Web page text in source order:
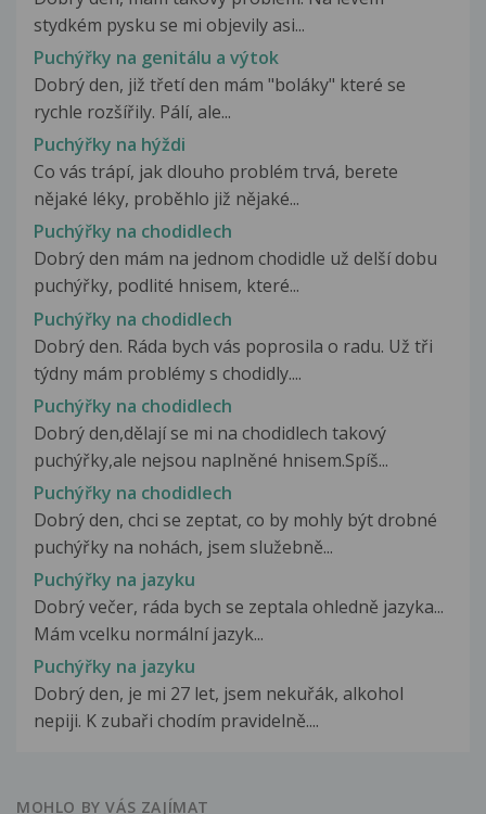
stydkém pysku se mi objevily asi...
Puchýřky na genitálu a výtok
Dobrý den, již třetí den mám "boláky" které se
rychle rozšířily. Pálí, ale...
Puchýřky na hýždi
Co vás trápí, jak dlouho problém trvá, berete
nějaké léky, proběhlo již nějaké...
Puchýřky na chodidlech
Dobrý den mám na jednom chodidle už delší dobu
puchýřky, podlité hnisem, které...
Puchýřky na chodidlech
Dobrý den. Ráda bych vás poprosila o radu. Už tři
týdny mám problémy s chodidly....
Puchýřky na chodidlech
Dobrý den,dělají se mi na chodidlech takový
puchýřky,ale nejsou naplněné hnisem.Spíš...
Puchýřky na chodidlech
Dobrý den, chci se zeptat, co by mohly být drobné
puchýřky na nohách, jsem služebně...
Puchýřky na jazyku
Dobrý večer, ráda bych se zeptala ohledně jazyka...
Mám vcelku normální jazyk...
Puchýřky na jazyku
Dobrý den, je mi 27 let, jsem nekuřák, alkohol
nepiji. K zubaři chodím pravidelně....
MOHLO BY VÁS ZAJÍMAT